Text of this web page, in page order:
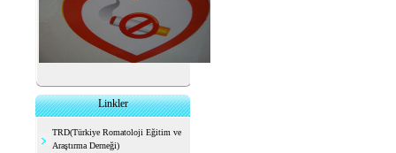
Linkler
TRD(Türkiye Romatoloji Eğitim ve
Araştırma Derneği)